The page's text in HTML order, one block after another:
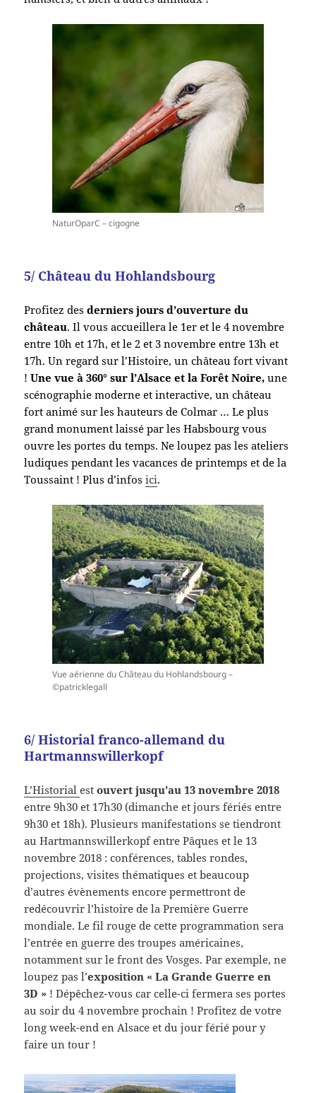
NaturOparC – cigogne
5/ Château du Hohlandsbourg
Profitez desderniers jours d’ouverture du
château. Il vous accueillera le 1er et le 4 novembre
entre 10h et 17h, et le 2 et 3 novembre entre 13h et
17h. Un regard sur l’Histoire, un château fort vivant
!Une vue à 360° sur l’Alsace et la Forêt Noire, une
scénographie moderne et interactive, un château
fort animé sur les hauteurs de Colmar … Le plus
grand monument laissé par les Habsbourg vous
ouvre les portes du temps. Ne loupez pas les ateliers
ludiques pendant les vacances de printemps et de la
Toussaint ! Plus d’infosici.
Vue aérienne du Château du Hohlandsbourg –
©patricklegall
6/ Historial franco-allemand du
Hartmannswillerkopf
L’Historialestouvert jusqu’au 13 novembre 2018
entre 9h30 et 17h30 (dimanche et jours fériés entre
9h30 et 18h). Plusieurs manifestations se tiendront
au Hartmannswillerkopf entre Pâques et le 13
novembre 2018 : conférences, tables rondes,
projections, visites thématiques et beaucoup
d’autres évènements encore permettront de
redécouvrir l’histoire de la Première Guerre
mondiale. Le fil rouge de cette programmation sera
l’entrée en guerre des troupes américaines,
notamment sur le front des Vosges. Par exemple, ne
loupez pas l’exposition « La Grande Guerre en
3D » ! Dépêchez-vous car celle-ci fermera ses portes
au soir du 4 novembre prochain ! Profitez de votre
long week-end en Alsace et du jour férié pour y
faire un tour !